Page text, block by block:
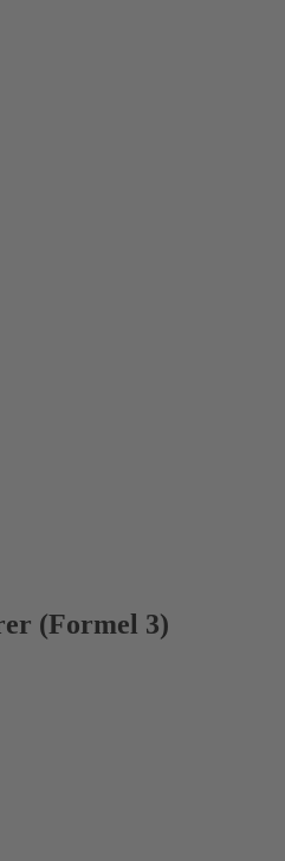
(Formel 3)